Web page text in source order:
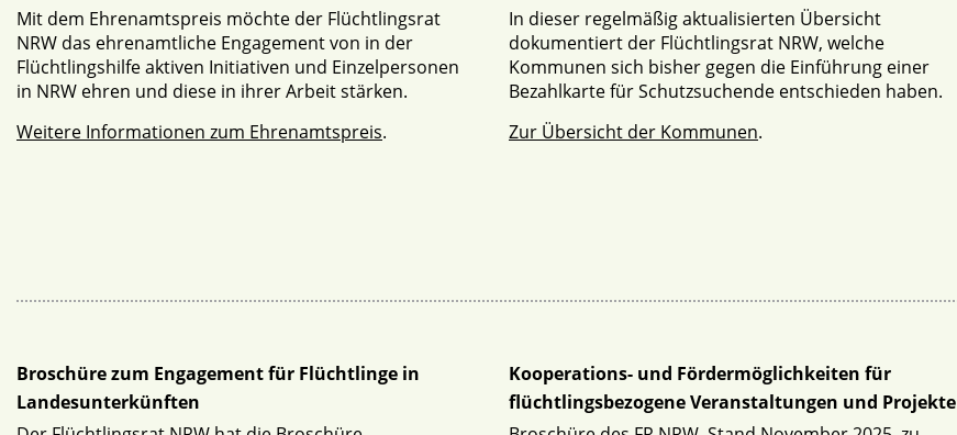
Mit dem Ehrenamtspreis möchte der Flüchtlingsrat
NRW das ehrenamtliche Engagement von in der
Flüchtlingshilfe aktiven Initiativen und Einzelpersonen
in NRW ehren und diese in ihrer Arbeit stärken.
Weitere Informationen zum Ehrenamtspreis.
In dieser regelmäßig aktualisierten Übersicht
dokumentiert der Flüchtlingsrat NRW, welche
Kommunen sich bisher gegen die Einführung einer
Bezahlkarte für Schutzsuchende entschieden haben.
Zur Übersicht der Kommunen.
Broschüre zum Engagement für Flüchtlinge in
Landesunterkünften
Kooperations- und Fördermöglichkeiten für
flüchtlingsbezogene Veranstaltungen und Projekte